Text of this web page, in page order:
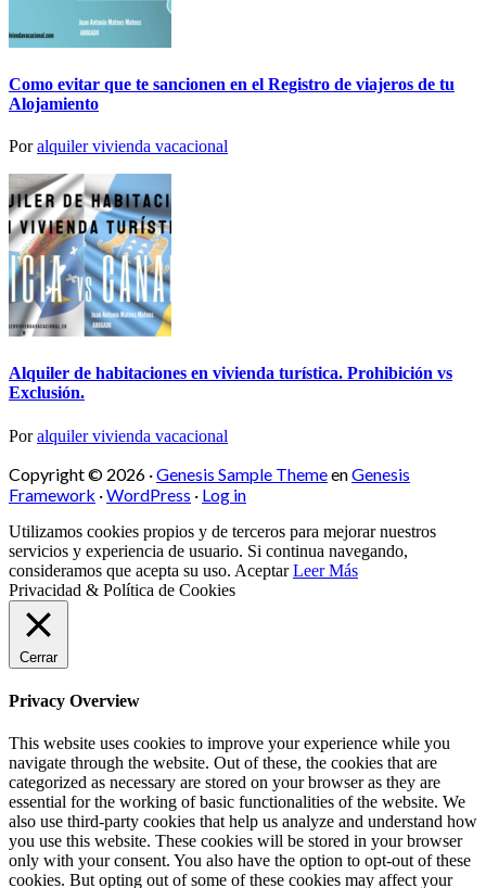
Como evitar que te sancionen en el Registro de viajeros de tu
Alojamiento
Poralquiler vivienda vacacional
Alquiler de habitaciones en vivienda turística. Prohibición vs
Exclusión.
Poralquiler vivienda vacacional
Copyright © 2026 ·Genesis Sample ThemeenGenesis
Framework ·WordPress · Log in
Utilizamos cookies propios y de terceros para mejorar nuestros
servicios y experiencia de usuario. Si continua navegando,
consideramos que acepta su uso. Aceptar Leer Más
Privacidad & Política de Cookies
Cerrar
Privacy Overview
This website uses cookies to improve your experience while you
navigate through the website. Out of these, the cookies that are
categorized as necessary are stored on your browser as they are
essential for the working of basic functionalities of the website. We
also use third-party cookies that help us analyze and understand how
you use this website. These cookies will be stored in your browser
only with your consent. You also have the option to opt-out of these
cookies. But opting out of some of these cookies may affect your